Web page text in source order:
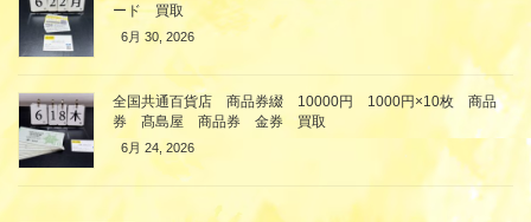
ード 買取
6月 30, 2026
全国共通百貨店 商品券綴 10000円 1000円×10枚 商品
券 髙島屋 商品券 金券 買取
6月 24, 2026